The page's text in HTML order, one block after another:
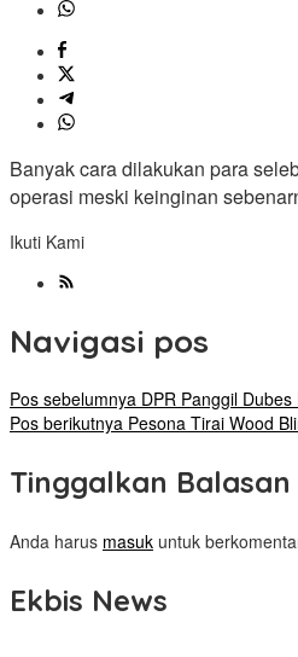
Banyak cara dilakukan para
operasi meski keinginan
Ikuti Kami
Navigasi pos
Pos sebelumnya DPR Panggil
Pos berikutnya Pesona Tirai Wood
Tinggalkan Balasan
Anda harus masuk untuk
Ekbis News